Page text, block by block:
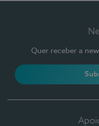
Quer receber a